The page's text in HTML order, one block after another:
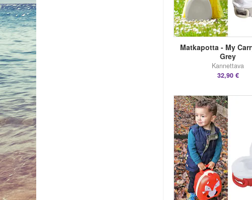
Matkapotta - My
Grey
Kannettava
32,90 €